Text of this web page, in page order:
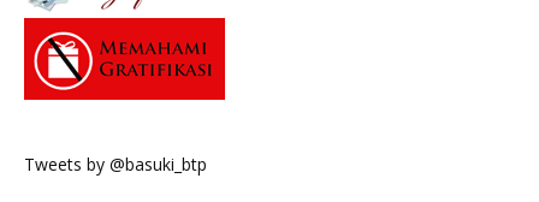
Tweets by @basuki_btp